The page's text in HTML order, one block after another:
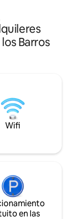
amplitud. Gran patio trasero. Agua
caliente, Wifi Aire
calor Es una zona super tranquila yBarros
Wifi
en las